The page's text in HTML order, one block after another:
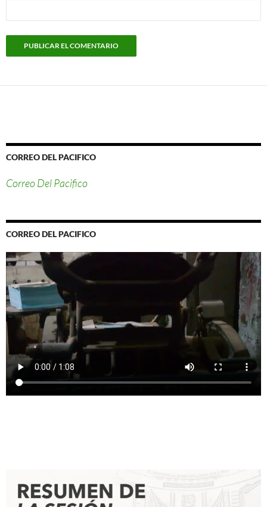
CORREO DEL PACIFICO
Correo Del Pacifico
CORREO DEL PACIFICO